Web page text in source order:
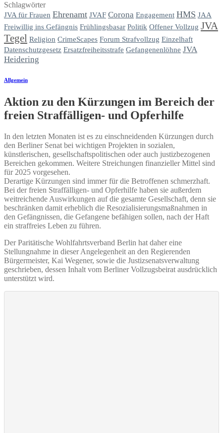
Schlagwörter
JVA für Frauen Ehrenamt JVAF Corona Engagement HMS JAA
Freiwillig ins Gefängnis Frühlingsbasar Politik Offener Vollzug JVA
Tegel Religion CrimeScapes Forum Strafvollzug Einzelhaft
Datenschutzgesetz Ersatzfreiheitsstrafe Gefangenenlöhne JVA
Heidering
Allgemein
Aktion zu den Kürzungen im Bereich der
freien Straffälligen- und Opferhilfe
In den letzten Monaten ist es zu einschneidenden Kürzungen durch
den Berliner Senat bei wichtigen Projekten in sozialen,
künstlerischen, gesellschaftspolitischen oder auch justizbezogenen
Bereichen gekommen. Weitere Streichungen finanzieller Mittel sind
für 2025 vorgesehen.
Derartige Kürzungen sind immer für die Betroffenen schmerzhaft.
Bei der freien Straffälligen- und Opferhilfe haben sie außerdem
weitreichende Auswirkungen auf die gesamte Gesellschaft, denn sie
beschränken damit erheblich die Resozialisierungsmaßnahmen in
den Gefängnissen, die Gefangene befähigen sollen, nach der Haft
ein straffreies Leben zu führen.
Der Paritätische Wohlfahrtsverband Berlin hat daher eine
Stellungnahme in dieser Angelegenheit an den Regierenden
Bürgermeister, Kai Wegener, sowie die Justizsenatsverwaltung
geschrieben, dessen Inhalt vom Berliner Vollzugsbeirat ausdrücklich
unterstützt wird.